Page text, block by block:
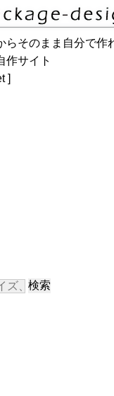
そのまま自分で作
作サイト
]
検索